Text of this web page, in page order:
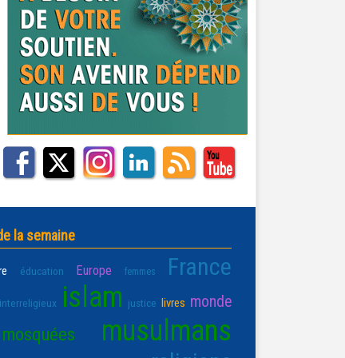
la semaine
éducation Europe femmes France
interreligieux islam justice livres monde
mosquées musulmans